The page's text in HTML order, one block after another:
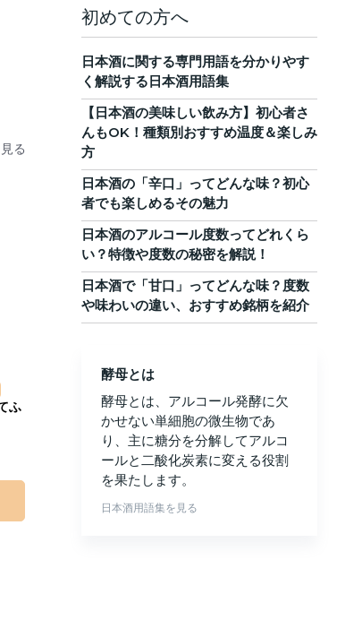
る
ふ
初めての方へ
日本酒に関する専門用語を分かりやす
く解説する日本酒用語集
【日本酒の美味しい飲み方】初心者さ
んもOK！種類別おすすめ温度＆楽しみ
方
日本酒の「辛口」ってどんな味？初心
者でも楽しめるその魅力
日本酒のアルコール度数ってどれくら
い？特徴や度数の秘密を解説！
日本酒で「甘口」ってどんな味？度数
や味わいの違い、おすすめ銘柄を紹介
酵母とは
酵母とは、アルコール発酵に欠
かせない単細胞の微生物であ
り、主に糖分を分解してアルコ
ールと二酸化炭素に変える役割
を果たします。
日本酒用語集を見る